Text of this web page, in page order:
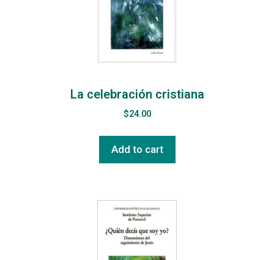
La celebración cristiana
$24.00
Add to cart